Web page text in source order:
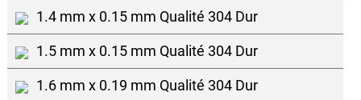
1.4 mm x 0.15 mm Qualité 304 Dur
1.5 mm x 0.15 mm Qualité 304 Dur
1.6 mm x 0.19 mm Qualité 304 Dur